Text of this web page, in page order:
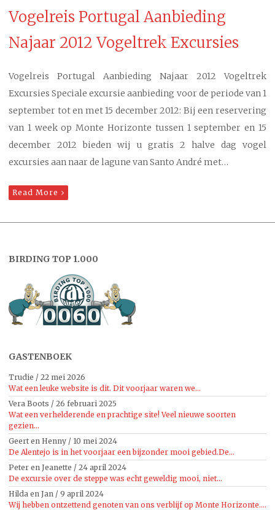
Vogelreis Portugal Aanbieding
Najaar 2012 Vogeltrek Excursies
Vogelreis Portugal Aanbieding Najaar 2012 Vogeltrek
Excursies Speciale excursie aanbieding voor de periode van 1
september tot en met 15 december 2012: Bij een reservering
van 1 week op Monte Horizonte tussen 1 september en 15
december 2012 bieden wij u gratis 2 halve dag vogel
excursies aan naar de lagune van Santo André met…
Read More
BIRDING TOP 1.000
GASTENBOEK
Trudie / 22 mei 2026
Wat een leuke website is dit. Dit voorjaar waren we...
Vera Boots / 26 februari 2025
Wat een verhelderende en prachtige site! Veel nieuwe soorten
gezien...
Geert en Henny / 10 mei 2024
De Alentejo is in het voorjaar een bijzonder mooi gebied.De...
Peter en Jeanette / 24 april 2024
De excursie over de steppe was echt geweldig mooi, niet...
Hilda en Jan / 9 april 2024
Wij hebben ontzettend genoten van ons verblijf op Monte Horizonte....